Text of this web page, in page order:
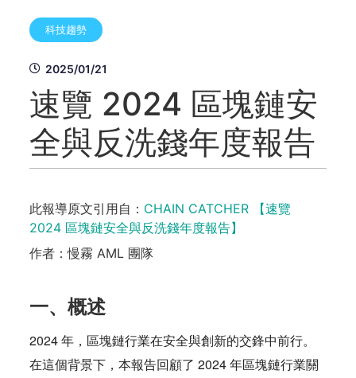
科技趨勢
2025/01/21
速覽 2024 區塊鏈安
全與反洗錢年度報告
此報導原文引用自： CHAIN CATCHER 【速覽
2024 區塊鏈安全與反洗錢年度報告】
作者：慢霧 AML 團隊
一、概述
2024 年，區塊鏈行業在安全與創新的交鋒中前行。
在這個背景下，本報告回顧了 2024 年區塊鏈行業關